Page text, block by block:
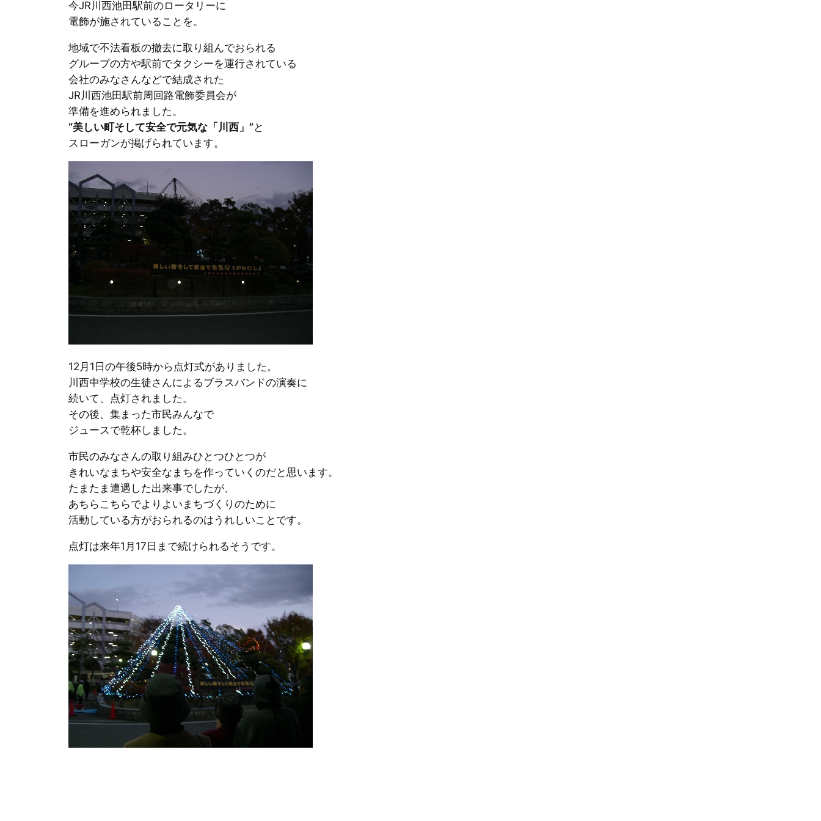
今JR川西池田駅前のロータリーに
電飾が施されていることを。
地域で不法看板の撤去に取り組んでおられる
グループの方や駅前でタクシーを運行されている
会社のみなさんなどで結成された
JR川西池田駅前周回路電飾委員会が
準備を進められました。
“美しい町そして安全で元気な「川西」”と
スローガンが掲げられています。
12月1日の午後5時から点灯式がありました。
川西中学校の生徒さんによるブラスバンドの演奏に
続いて、点灯されました。
その後、集まった市民みんなで
ジュースで乾杯しました。
市民のみなさんの取り組みひとつひとつが
きれいなまちや安全なまちを作っていくのだと思います。
たまたま遭遇した出来事でしたが、
あちらこちらでよりよいまちづくりのために
活動している方がおられるのはうれしいことです。
点灯は来年1月17日まで続けられるそうです。